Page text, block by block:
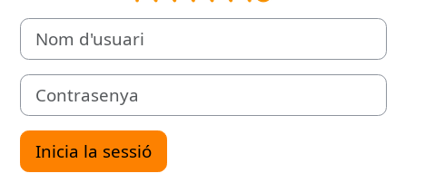
Nom d'usuari
Contrasenya
Inicia la sessió